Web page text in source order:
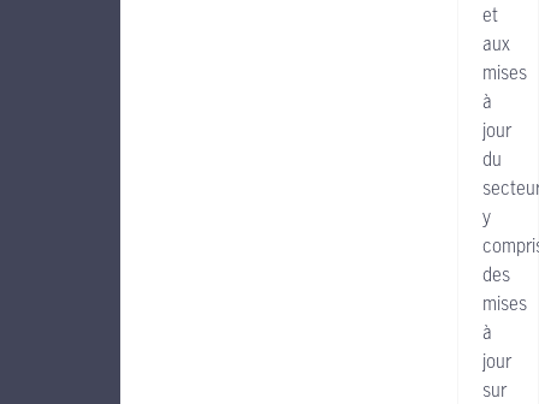
et
aux
mises
à
jour
du
y
des
mises
à
jour
sur